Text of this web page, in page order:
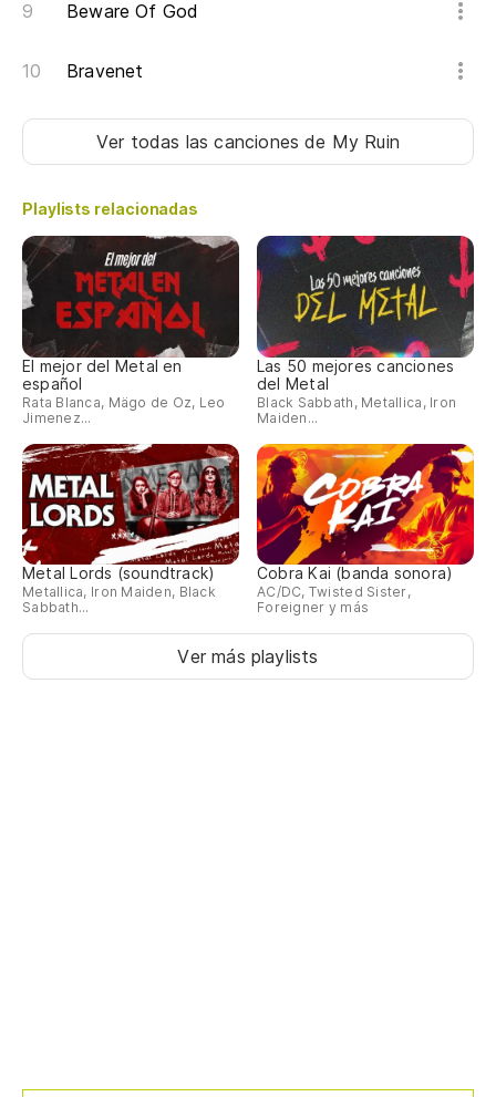
Beware Of God
Bravenet
Ver todas las cancionesde My Ruin
Playlists relacionadas
El mejor del Metal en
español
Rata Blanca, Mägo de Oz, Leo
Jimenez...
Las 50 mejores canciones
del Metal
Black Sabbath, Metallica, Iron
Maiden...
Metal Lords (soundtrack)
Metallica, Iron Maiden, Black
Sabbath...
Cobra Kai (banda sonora)
AC/DC, Twisted Sister,
Foreigner y más
Ver más playlists